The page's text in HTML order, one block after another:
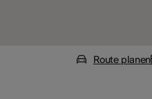
Route planen